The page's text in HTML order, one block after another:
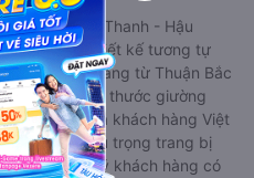
Thuận Vị Thanh - Hậu
dòng xe có thiết kế tương tự
- Hậu Giang từ Thuận Bắc
nhiên kích thước giường
hợp với cả khách hàng Việt
xe vẫn chú trọng trang bị
bảo cho quý khách hàng có